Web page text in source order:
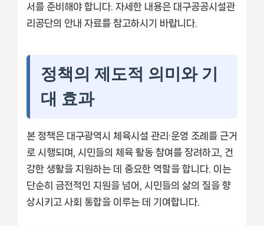
서를 준비해야 합니다. 자세한 내용은 대구공공시설관
리공단의 안내 자료를 참고하시기 바랍니다.
정책의 제도적 의미와 기
대 효과
본 정책은 대구광역시 체육시설 관리·운영 조례를 근거
로 시행되며, 시민들의 체육 활동 참여를 장려하고, 건
강한 생활을 지원하는 데 중요한 역할을 합니다. 이는
단순히 금전적인 지원을 넘어, 시민들의 삶의 질을 향
상시키고 사회 통합을 이루는 데 기여합니다.